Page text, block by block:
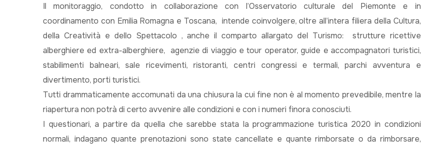
Il monitoraggio, condotto in collaborazione con l’Osservatorio culturale del Piemonte e in
coordinamento con Emilia Romagna e Toscana, intende coinvolgere, oltre all’intera filiera della Cultura,
della Creatività e dello Spettacolo , anche il comparto allargato del Turismo: strutture ricettive
alberghiere ed extra-alberghiere, agenzie di viaggio e tour operator, guide e accompagnatori turistici,
stabilimenti balneari, sale ricevimenti, ristoranti, centri congressi e termali, parchi avventura e
divertimento, porti turistici.
Tutti drammaticamente accomunati da una chiusura la cui fine non è al momento prevedibile, mentre la
riapertura non potrà di certo avvenire alle condizioni e con i numeri finora conosciuti.
I questionari, a partire da quella che sarebbe stata la programmazione turistica 2020 in condizioni
normali, indagano quante prenotazioni sono state cancellate e quante rimborsate o da rimborsare,